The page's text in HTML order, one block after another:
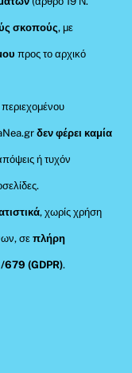
σκοπούς, με
προς το αρχικό
δεν φέρει καμία
ή τυχόν
, χωρίς χρήση
σεπλήρη
(GDPR).